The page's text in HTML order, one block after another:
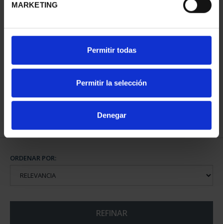
MARKETING
Permitir todas
Permitir la selección
Denegar
PROVINCIA COLECCION
COMPLET...
ORDENAR POR:
REFINAR